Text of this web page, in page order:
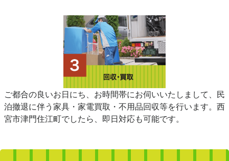
ご都合の良いお日にち、お時間帯にお伺いいたしまして、民
泊撤退に伴う家具・家電買取・不用品回収等を行います。西
宮市津門住江町でしたら、即日対応も可能です。